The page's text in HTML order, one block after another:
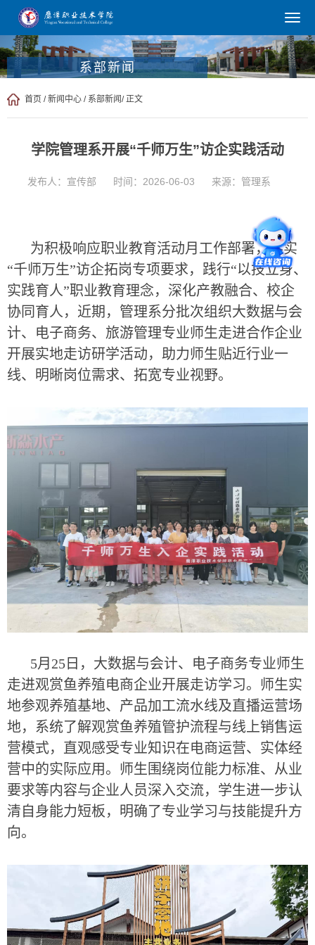
系部新闻
首页 /新闻中心 / 系部新闻/ 正文
学院管理系开展“千师万生”访企实践活动
发布人：宣传部 时间：2026-06-03 来源：管理系
为积极响应职业教育活动月工作部署，落实
“千师万生”访企拓岗专项要求，践行“以技立身、
实践育人”职业教育理念，深化产教融合、校企
协同育人，近期，管理系分批次组织大数据与会
计、电子商务、旅游管理专业师生走进合作企业
开展实地走访研学活动，助力师生贴近行业一
线、明晰岗位需求、拓宽专业视野。
5月25日，大数据与会计、电子商务专业师生
走进观赏鱼养殖电商企业开展走访学习。师生实
地参观养殖基地、产品加工流水线及直播运营场
地，系统了解观赏鱼养殖管护流程与线上销售运
营模式，直观感受专业知识在电商运营、实体经
营中的实际应用。师生围绕岗位能力标准、从业
要求等内容与企业人员深入交流，学生进一步认
清自身能力短板，明确了专业学习与技能提升方
向。